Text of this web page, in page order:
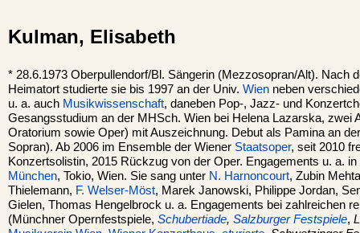
Kulman, Elisabeth
* 28.6.1973 Oberpullendorf/Bl. Sängerin (Mezzosopran/Alt). Nach
Heimatort studierte sie bis 1997 an der Univ. Wien neben
u. a. auch Musikwissenschaft, daneben Pop-, Jazz- und
Gesangsstudium an der MHSch. Wien bei Helena Lazarska, zwei
Oratorium sowie Oper) mit Auszeichnung. Debut als Pamina an
Sopran). Ab 2006 im Ensemble der Wiener Staatsoper, seit 2010
Konzertsolistin, 2015 Rückzug von der Oper. Engagements u. a.
München, Tokio, Wien. Sie sang unter N. Harnoncourt, Zubin
Thielemann, F. Welser-Möst, Marek Janowski, Philippe Jordan,
Gielen, Thomas Hengelbrock u. a. Engagements bei zahlreichen
(Münchner Opernfestspiele, Schubertiade, Salzburger Festspiele,